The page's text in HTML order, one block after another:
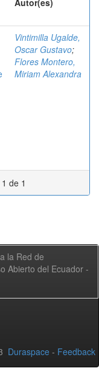
Autor(es)
Vintimilla Ugalde,
Oscar Gustavo;
Flores Montero,
Miriam Alexandra
de 1
la Red de
Abierto del Ecuador -
Duraspace - Feedback